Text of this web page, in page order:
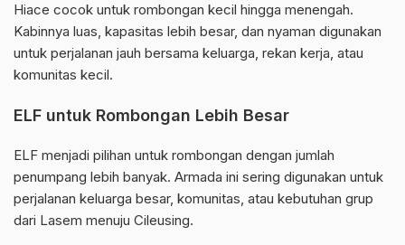
Hiace cocok untuk rombongan kecil hingga menengah.
Kabinnya luas, kapasitas lebih besar, dan nyaman digunakan
untuk perjalanan jauh bersama keluarga, rekan kerja, atau
komunitas kecil.
ELF untuk Rombongan Lebih Besar
ELF menjadi pilihan untuk rombongan dengan jumlah
penumpang lebih banyak. Armada ini sering digunakan untuk
perjalanan keluarga besar, komunitas, atau kebutuhan grup
dari Lasem menuju Cileusing.